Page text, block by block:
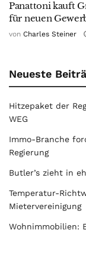
Panattoni kauft
für neuen
von Charles Steiner
Neueste
Hitzepaket der
WEG
Immo-Branche
Regierung
Butler’s zieht in
Temperatur-
Mietervereinigung
Wohnimmobilien: